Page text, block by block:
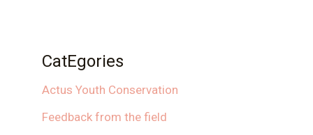
CatEgories
Actus Youth Conservation
Feedback from the field